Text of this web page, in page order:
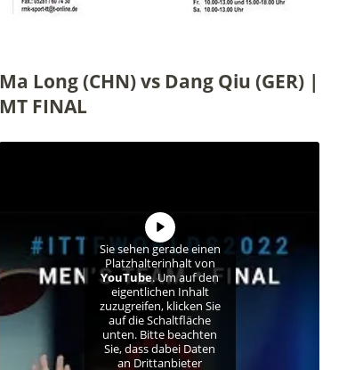
Ma Long (CHN) vs Dang Qiu (GER) |
MT FINAL
Sie sehen gerade einen
Platzhalterinhalt von
YouTube. Um auf den
eigentlichen Inhalt
zuzugreifen, klicken Sie
auf die Schaltfläche
unten. Bitte beachten
Sie, dass dabei Daten
an Drittanbieter